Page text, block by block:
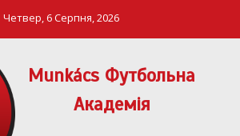
Четвер, 6 Серпня, 2026
Munkács Футбольна
Академія